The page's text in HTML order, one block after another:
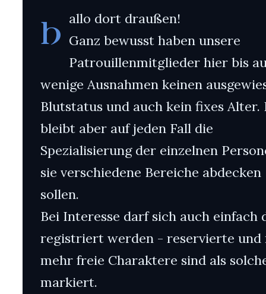
H
allo dort draußen!
Ganz bewusst haben unsere
Patrouillenmitglieder hier bis
wenige Ausnahmen keinen
Blutstatus und auch kein fixes Alter.
bleibt aber auf jeden Fall die
Spezialisierung der einzelnen
sie verschiedene Bereiche abdecken
sollen.
Bei Interesse darf sich auch einfach
registriert werden - reservierte und
mehr freie Charaktere sind als
markiert.